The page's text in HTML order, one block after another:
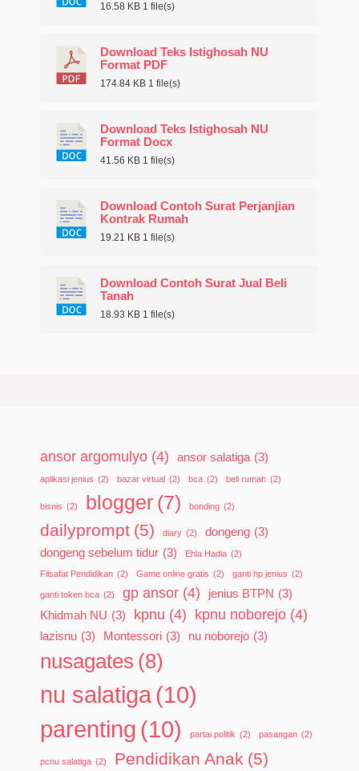
16.58 KB 1 file(s)
Download Teks Istighosah NU
Format PDF
174.84 KB 1 file(s)
Download Teks Istighosah NU
Format Docx
41.56 KB 1 file(s)
Download Contoh Surat Perjanjian
Kontrak Rumah
19.21 KB 1 file(s)
Download Contoh Surat Jual Beli
Tanah
18.93 KB 1 file(s)
ansor argomulyo (4) ansor salatiga (3)
aplikasi jenius (2) bazar virtual (2) bca (2) beli rumah (2)
bisnis (2) blogger (7) bonding (2)
dailyprompt (5) diary (2) dongeng (3)
dongeng sebelum tidur (3) Ehla Hadia (2)
Filsafat Pendidikan (2) Game online gratis (2) ganti hp jenius (2)
ganti token bca (2) gp ansor (4) jenius BTPN (3)
Khidmah NU (3) kpnu (4) kpnu noborejo (4)
lazisnu (3) Montessori (3) nu noborejo (3)
nusagates (8)
nu salatiga(10)
parenting (10) partai politik (2) pasangan (2)
pcnu salatiga (2) Pendidikan Anak (5)